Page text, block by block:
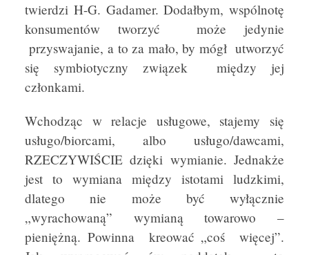
twierdzi H-G. Gadamer. Dodałbym, wspólnotę
konsumentów tworzyć może jedynie
przyswajanie, a to za mało, by mógł utworzyć
się symbiotyczny związek między jej
członkami.
Wchodząc w relacje usługowe, stajemy się
usługo/biorcami, albo usługo/dawcami,
RZECZYWIŚCIE dzięki wymianie. Jednakże
jest to wymiana między istotami ludzkimi,
dlatego nie może być wyłącznie
„wyrachowaną” wymianą towarowo –
pieniężną. Powinna kreować „coś więcej”.